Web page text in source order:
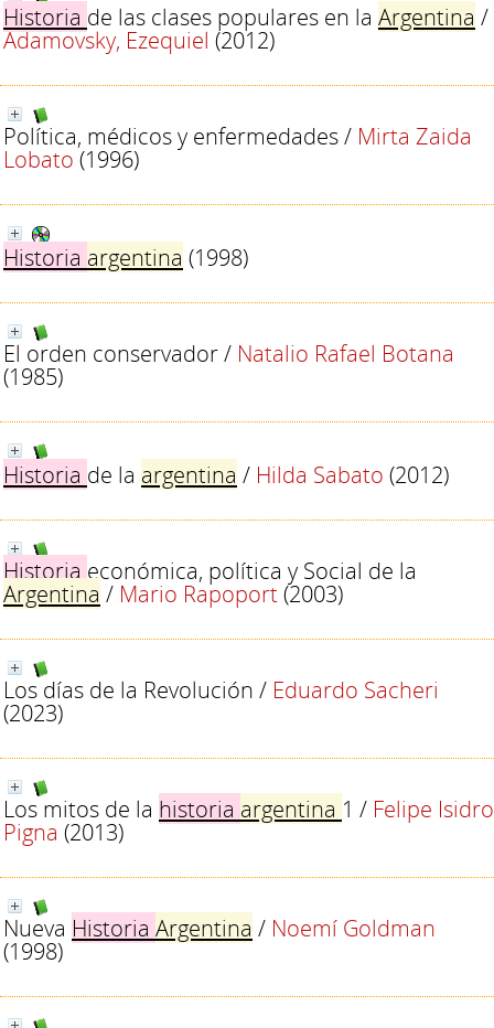
Historia de las clases populares en la Argentina /
Adamovsky, Ezequiel (2012)
Política, médicos y enfermedades/ Mirta Zaida
Lobato (1996)
Historia argentina (1998)
El orden conservador/ Natalio Rafael Botana
(1985)
Historia de la argentina / Hilda Sabato (2012)
Historiaeconómica, política y Social de la
Argentina / Mario Rapoport(2003)
Los días de la Revolución / Eduardo Sacheri
(2023)
Los mitos de la historia argentina 1 / Felipe Isidro
Pigna (2013)
Nueva Historia Argentina / Noemí Goldman
(1998)